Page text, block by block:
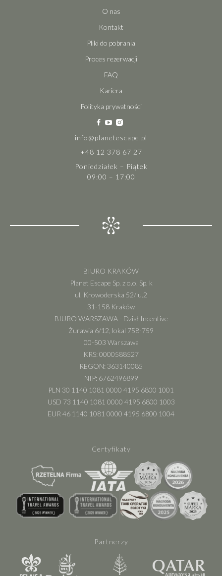
O nas
Kontakt
Pliki do pobrania
Proces rezerwacji
FAQ
Kariera
Polityka prywatności
info@planetescape.pl
+48 12 378 67 27
Poniedziałek – Piątek
09:00 – 17:00
BIURO KRAKÓW
Planet Escape Sp. z o.o. Sp. k
ul. Krowoderska 52/lu.2
31-158 Kraków
BIURO WARSZAWA - Dział Incentive
Żurawia 6/12, lokal 758-759
00-503 Warszawa
KRS: 0000588527
REGON: 363140085
NIP: 6762496899
PLN 30 1140 1081 0000 4195 6800 1001
USD 73 1140 1081 0000 4195 6800 1003
EUR 46 1140 1081 0000 4195 6800 1004
Certyfikaty
Partnerzy